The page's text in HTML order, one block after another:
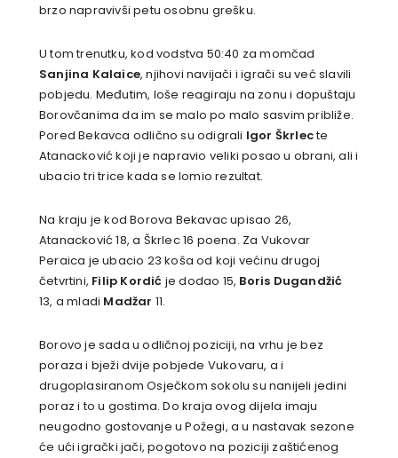
brzo napravivši petu osobnu grešku.
U tom trenutku, kod vodstva 50:40 za momčad
Sanjina Kalaice, njihovi navijači i igrači su već slavili
pobjedu. Međutim, loše reagiraju na zonu i dopuštaju
Borovčanima da im se malo po malo sasvim približe.
Pored Bekavca odlično su odigrali Igor Škrlecte
Atanacković koji je napravio veliki posao u obrani, ali i
ubacio tri trice kada se lomio rezultat.
Na kraju je kod Borova Bekavac upisao 26,
Atanacković 18, a Škrlec 16 poena. Za Vukovar
Peraica je ubacio 23 koša od koji većinu drugoj
četvrtini, Filip Kordić je dodao 15, Boris Dugandžić
13, a mladi Madžar 11.
Borovo je sada u odličnoj poziciji, na vrhu je bez
poraza i bježi dvije pobjede Vukovaru, a i
drugoplasiranom Osječkom sokolu su nanijeli jedini
poraz i to u gostima. Do kraja ovog dijela imaju
neugodno gostovanje u Požegi, a u nastavak sezone
će ući igrački jači, pogotovo na poziciji zaštićenog